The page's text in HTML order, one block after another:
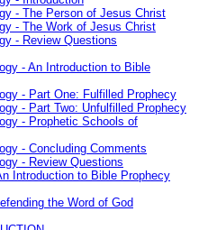
- The Person of Jesus Christ
- The Work of Jesus Christ
- Review Questions
- An Introduction to Bible
- Part One: Fulfilled Prophecy
- Part Two: Unfulfilled Prophecy
- Prophetic Schools of
- Concluding Comments
- Review Questions
Introduction to Bible Prophecy
the Word of God